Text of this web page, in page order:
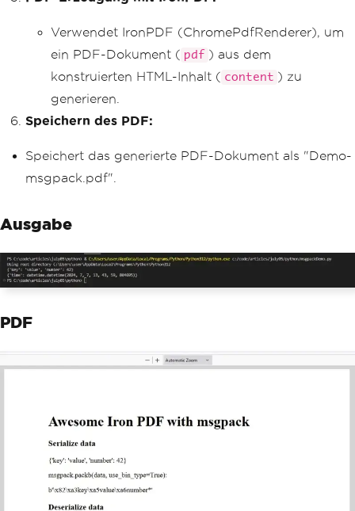
Verwendet IronPDF (ChromePdfRenderer), um
ein PDF-Dokument ( pdf ) aus dem
konstruierten HTML-Inhalt ( content ) zu
generieren.
Speichern des PDF:
Speichert das generierte PDF-Dokument als "Demo-
msgpack.pdf".
Ausgabe
PDF